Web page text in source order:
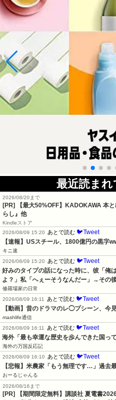
最近読ま
2026/08/20まで
[PR]
【最大50%OFF】KADOKAWA 本
らし』他
Kindleストア
2026/08/09 15:20
あとで読む 🐦Tweet
【速報】USスチール、1800億円の黒
キニ速
2026/08/09 15:20
あとで読む 🐦Tweet
好みのタイプの話になった時に、彼「俺
よ？」私「へぇーそうなんだー」→その
修羅場家の日常
2026/08/09 16:11
あとで読む 🐦Tweet
【動画】昔のドラマのレ◯プシーン、今
mashlife通信
2026/08/09 16:11
あとで読む 🐦Tweet
海外「最も幸運な歴史を歩んできた国っ
海外の万国反応記
2026/08/09 16:10
あとで読む 🐦Tweet
【悲報】米農家「もう無理です…」過去
おーるじゃんる
2026/08/16まで
[PR] 【期間限定無料】講談社 夏電書